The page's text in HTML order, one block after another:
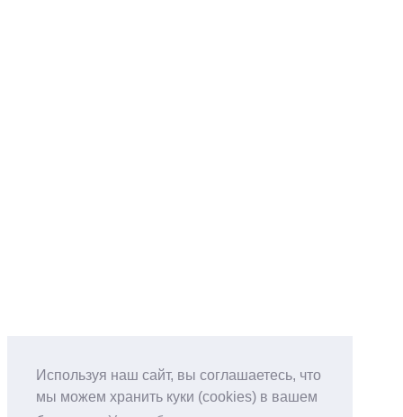
Используя наш сайт, вы соглашаетесь, что
мы можем хранить куки (cookies) в вашем